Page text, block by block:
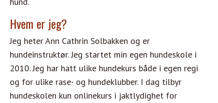
Hvem er jeg?
Jeg heter Ann Cathrin Solbakken og er
hundeinstruktør. Jeg startet min egen hundeskole i
2010. Jeg har hatt ulike hundekurs både i egen regi
og for ulike rase- og hundeklubber. I dag tilbyr
hundeskolen kun onlinekurs i jaktlydighet for